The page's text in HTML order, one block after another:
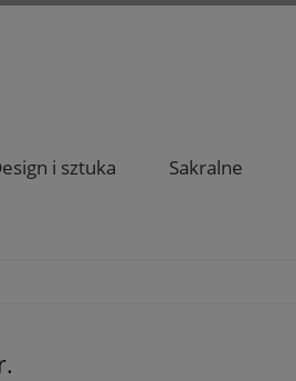
i sztuka Sakralne